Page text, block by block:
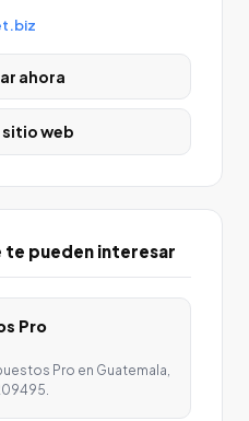
ahora
sitio web
pueden interesar
Pro
Pro en Guatemala,